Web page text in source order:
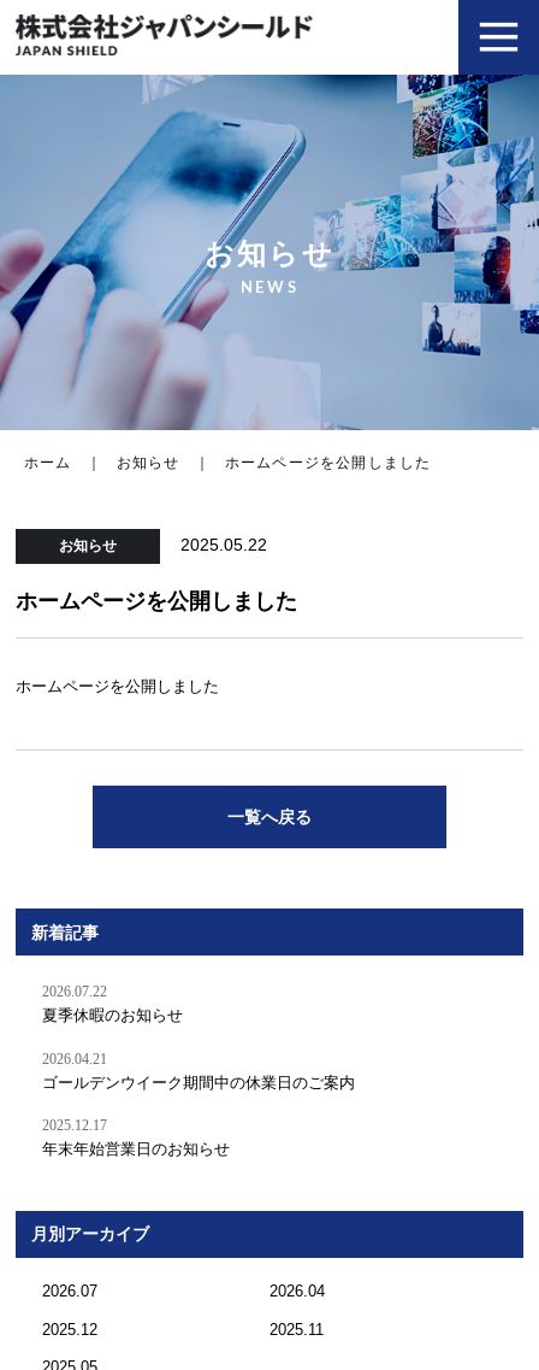
お知らせ
NEWS
ホーム お知らせ ホームページを公開しました
お知らせ 2025.05.22
ホームページを公開しました
ホームページを公開しました
一覧へ戻る
新着記事
2026.07.22
夏季休暇のお知らせ
2026.04.21
ゴールデンウイーク期間中の休業日のご案内
2025.12.17
年末年始営業日のお知らせ
月別アーカイブ
2026.07 2026.04
2025.12 2025.11